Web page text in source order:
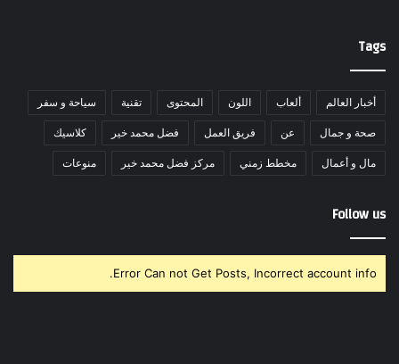
Tags
أخبار العالم ألعاب اللون المحتوى تقنية سياحة و سفر
صحة و جمال عن فريق العمل فضل محمد خير كلاسيك
مال و أعمال مخطط زمني مركز فضل محمد خير منوعات
Follow us
Error Can not Get Posts, Incorrect account info.